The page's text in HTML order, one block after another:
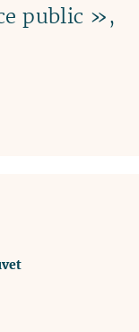
public »,